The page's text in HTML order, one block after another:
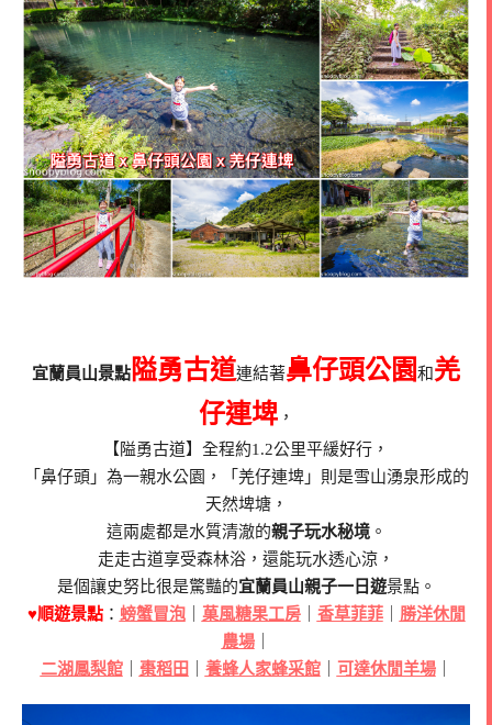
宜蘭員山景點 隘勇古道連結著鼻仔頭公園和羌
仔連埤，
【隘勇古道】全程約1.2公里平緩好行，
「鼻仔頭」為一親水公園，「羌仔連埤」則是雪山湧泉形成的
天然埤塘，
這兩處都是水質清澈的親子玩水秘境。
走走古道享受森林浴，還能玩水透心涼，
是個讓史努比很是驚豔的宜蘭員山親子一日遊景點。
♥順遊景點： 螃蟹冒泡｜ 菓風糖果工房｜ 香草菲菲｜ 勝洋休閒
農場｜
二湖鳳梨館｜ 棗稻田 養蜂人家蜂采館｜ 可達休閒羊場｜